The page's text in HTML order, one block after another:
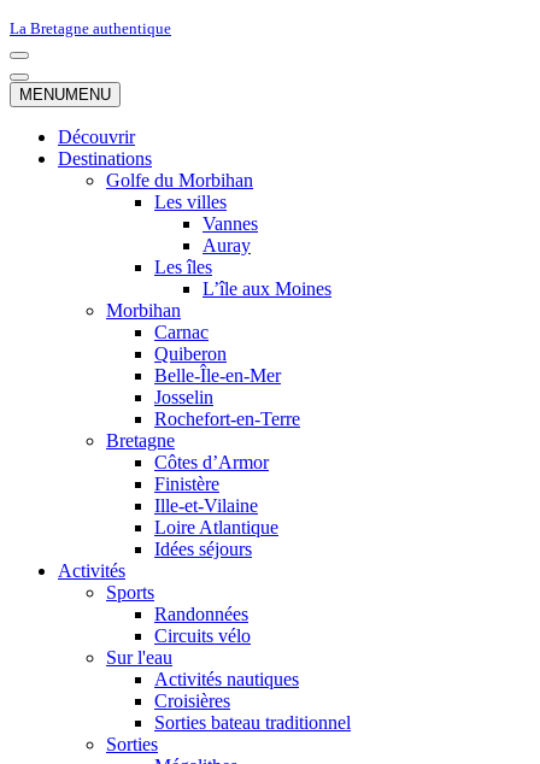
La Bretagne authentique
Menu
de
navigation
Menu
de
MENUMENU
Découvrir
Destinations
Golfe du Morbihan
Les villes
Vannes
Auray
Les îles
L’île aux Moines
Morbihan
Carnac
Quiberon
Belle-Île-en-Mer
Josselin
Rochefort-en-Terre
Bretagne
Côtes d’Armor
Finistère
Ille-et-Vilaine
Loire Atlantique
Idées séjours
Activités
Sports
Randonnées
Circuits vélo
Sur l'eau
Activités nautiques
Croisières
Sorties bateau traditionnel
Sorties